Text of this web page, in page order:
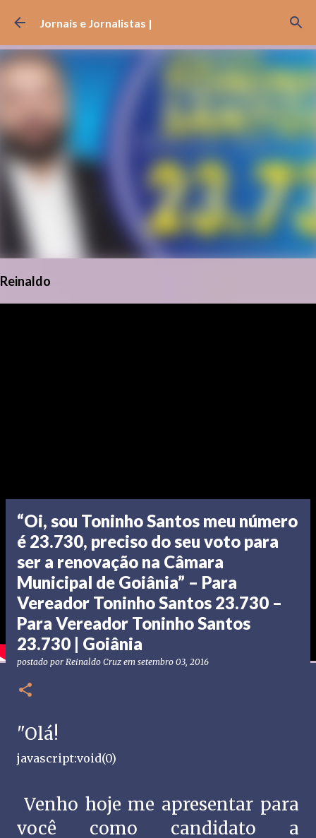
Pular para o conteúdo principal
Jornais e Jornalistas |
Reinaldo
“Oi, sou Toninho Santos meu número
é 23.730, preciso do seu voto para
ser a renovação na Câmara
Municipal de Goiânia” – Para
Vereador Toninho Santos 23.730 –
Para Vereador Toninho Santos
23.730 | Goiânia
postado por Reinaldo Cruz em setembro 03, 2016
"Olá!
javascript:void(0)
Venho hoje me apresentar para
você como candidato a